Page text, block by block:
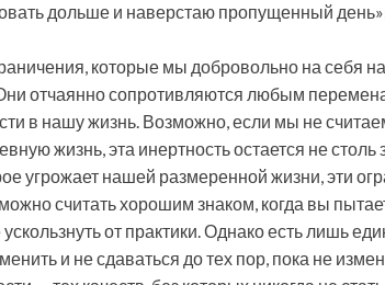
дольше и наверстаю пропущенный
которые мы добровольно на себя
отчаянно сопротивляются любым
в нашу жизнь. Возможно, если мы не
жизнь, эта инертность остается не
угрожает нашей размеренной жизни, эти
считать хорошим знаком, когда вы
от практики. Однако есть лишь
и не сдаваться до тех пор, пока не